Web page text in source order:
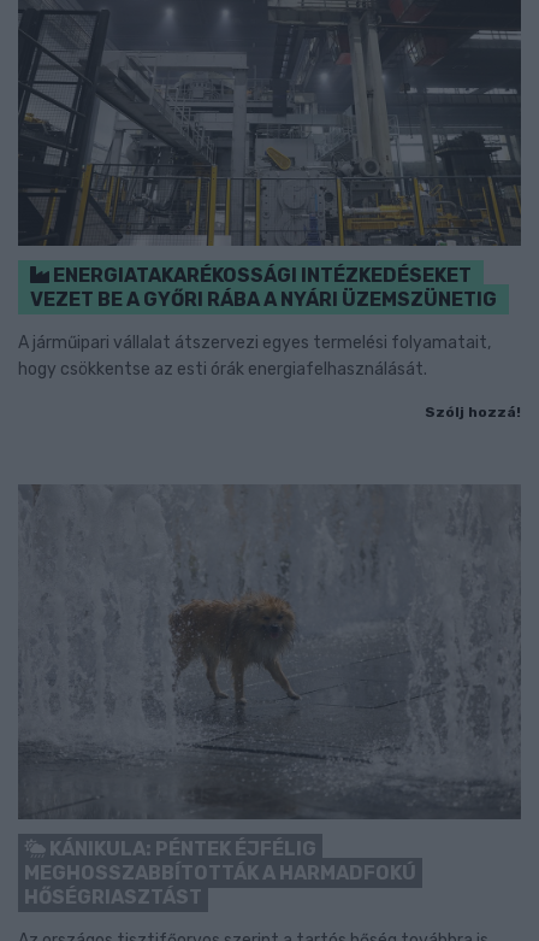
ENERGIATAKARÉKOSSÁGI INTÉZKEDÉSEKET
VEZET BE A GYŐRI RÁBA A NYÁRI ÜZEMSZÜNETIG
A járműipari vállalat átszervezi egyes termelési folyamatait,
hogy csökkentse az esti órák energiafelhasználását.
Szólj hozzá!
KÁNIKULA: PÉNTEK ÉJFÉLIG
MEGHOSSZABBÍTOTTÁK A HARMADFOKÚ
HŐSÉGRIASZTÁST